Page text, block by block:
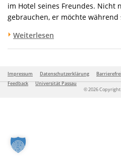
im Hotel seines Freundes. Nicht
gebrauchen, er möchte während
Weiterlesen
Impressum Datenschutzerklärung
Feedback
Universität Passau
© 2026